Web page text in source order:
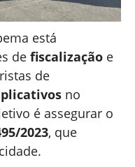
está
de fiscalização e
de
no
é assegurar o
2023, que